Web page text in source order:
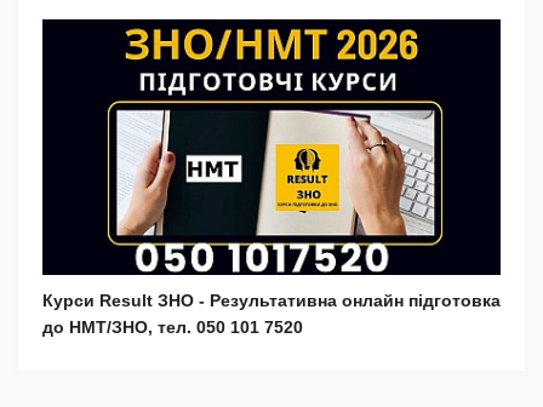
Курси Result ЗНО - Результативна онлайн підготовка
до НМТ/ЗНО, тел. 050 101 7520